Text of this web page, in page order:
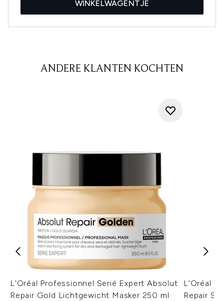
WINKELWAGENTJE
ANDERE KLANTEN KOCHTEN
L'Oréal Professionnel Serié Expert Absolut
Repair Gold Lichtgewicht Masker 250 ml
L’Oréal
Repair